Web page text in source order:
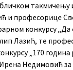
и професорице
конкурсу
Лазић, те
„170
Недимовић за